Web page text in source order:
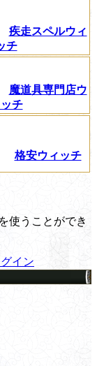
疾走スペルウィ
チ
魔道具専門店ウ
ッチ
格安ウィッチ
使うことができ
イン